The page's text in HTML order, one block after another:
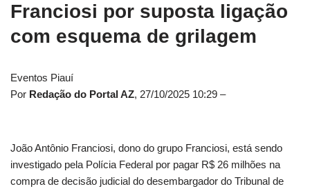
Franciosi por suposta ligação
com esquema de grilagem
Eventos Piauí
Por Redação do Portal AZ, 27/10/2025 10:29 –
João Antônio Franciosi, dono do grupo Franciosi, está sendo
investigado pela Polícia Federal por pagar R$ 26 milhões na
compra de decisão judicial do desembargador do Tribunal de